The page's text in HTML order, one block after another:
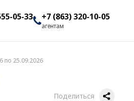
05-33 +7 (863) 320-10-05
агентам
по 25.09.2026
Поделиться